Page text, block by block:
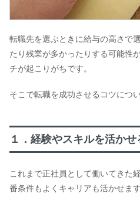
転職先を選ぶときに給与の高さで
たり残業が多かったりする可能性
チが起こりがちです。
そこで転職を成功させるコツにつ
１．経験やスキルを活かせ
これまで正社員として働いてきた
番条件もよくキャリアも活かせます